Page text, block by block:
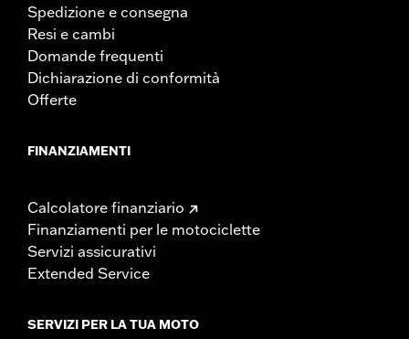
Spedizione e consegna
Resi e cambi
Domande frequenti
Dichiarazione di conformità
Offerte
FINANZIAMENTI
Calcolatore finanziario
Finanziamenti per le motociclette
Servizi assicurativi
Extended Service
SERVIZI PER LA TUA MOTO